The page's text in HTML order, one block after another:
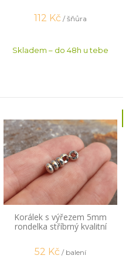
112 Kč / šňůra
Skladem – do 48h u tebe
Korálek s výřezem 5mm
rondelka stříbrný kvalitní
pokov 20 ks
52 Kč / balení